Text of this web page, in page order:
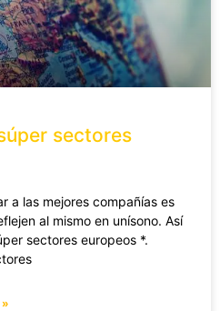
sectores
a las mejores compañías es
al mismo en unísono. Así
sectores europeos *.
»